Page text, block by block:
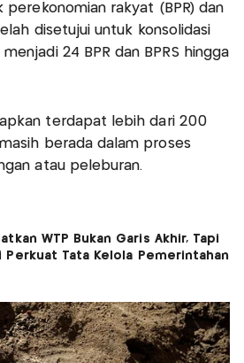
perekonomian rakyat (BPR) dan
disetujui untuk konsolidasi
24 BPR dan BPRS hingga
terdapat lebih dari 200
masih berada dalam proses
atau peleburan.
WTP Bukan Garis Akhir, Tapi
Perkuat Tata Kelola Pemerintahan